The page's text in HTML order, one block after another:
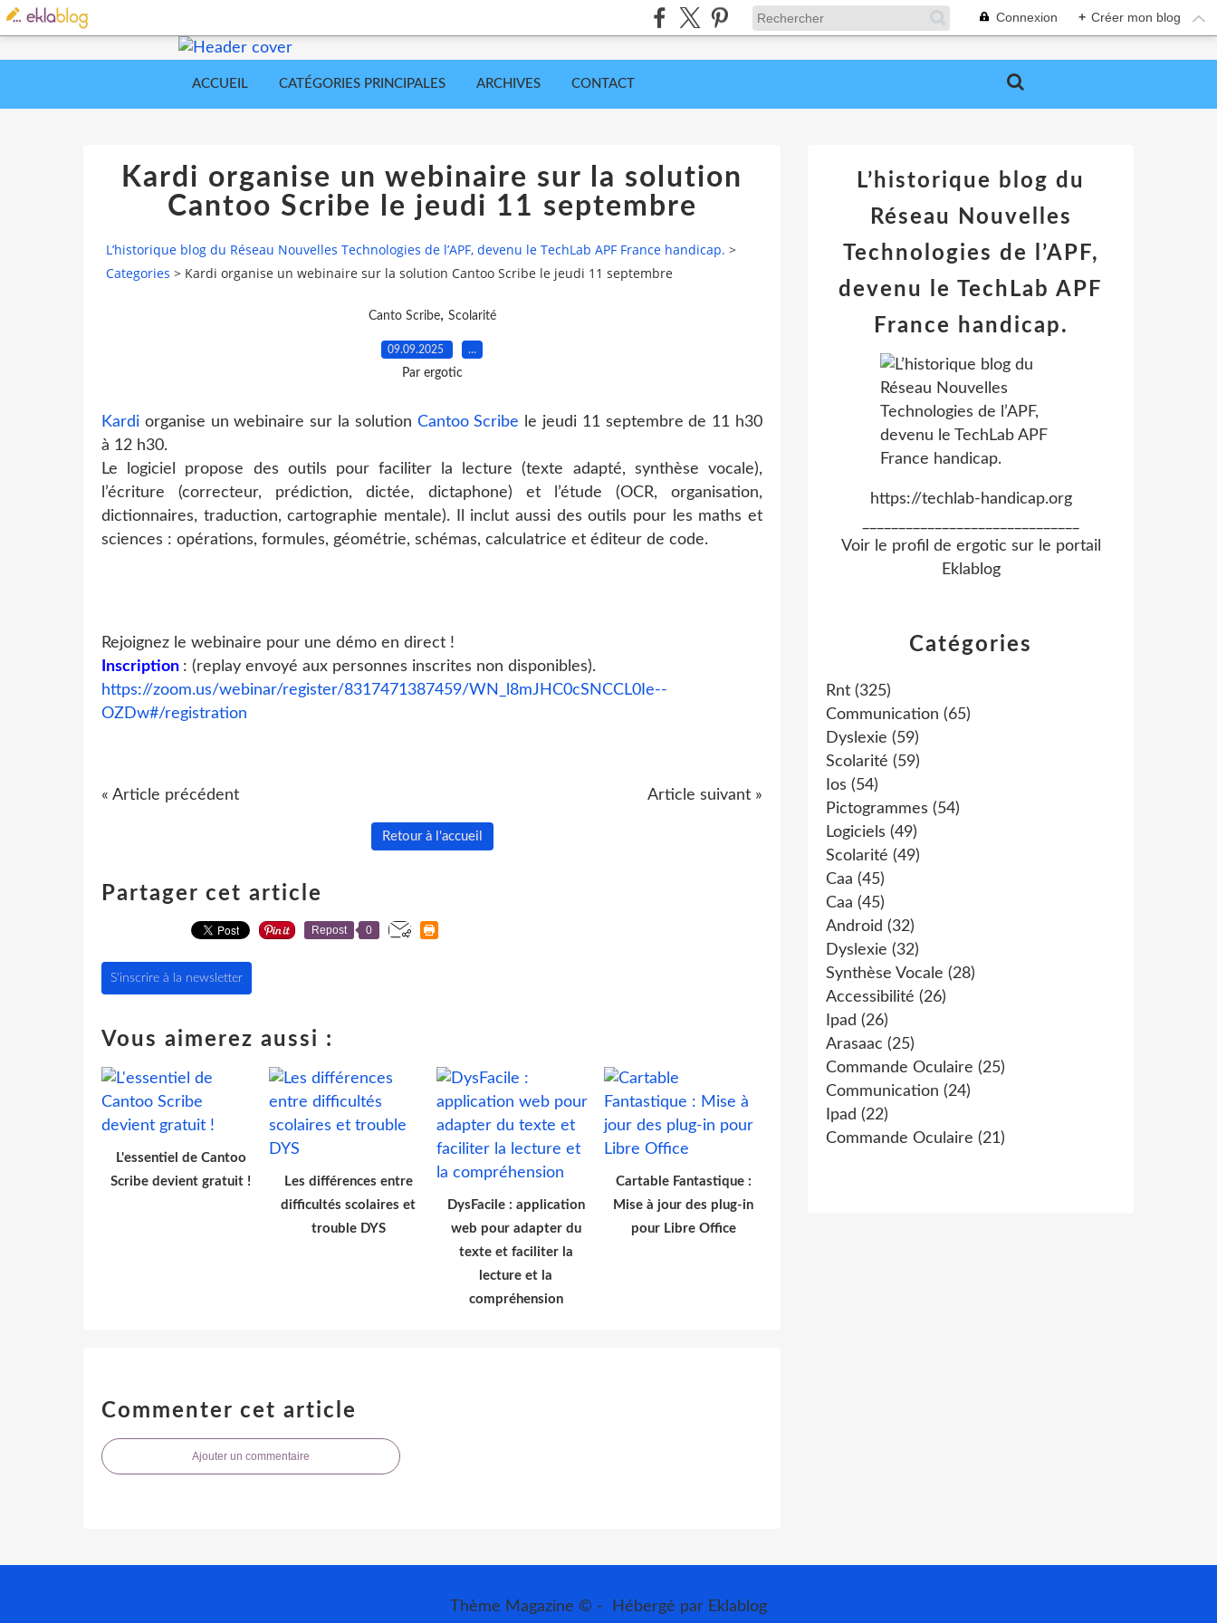
Connexion + Créer mon blog
ACCUEIL CATÉGORIES PRINCIPALES ARCHIVES CONTACT
Kardi organise un webinaire sur la solution
Cantoo Scribe le jeudi 11 septembre
L’historique blog du Réseau Nouvelles Technologies de l’APF, devenu le TechLab APF France handicap. >
Categories > Kardi organise un webinaire sur la solution Cantoo Scribe le jeudi 11 septembre
Canto Scribe, Scolarité
09.09.2025 …
Par ergotic
Kardi organise un webinaire sur la solution Cantoo Scribe
le jeudi 11 septembre de 11 h30
à 12 h30.
Le logiciel propose des outils pour faciliter la lecture (texte adapté, synthèse vocale),
l’écriture (correcteur, prédiction, dictée, dictaphone) et l’étude (OCR, organisation,
dictionnaires, traduction, cartographie mentale). Il inclut aussi des outils pour les maths et
sciences : opérations, formules, géométrie, schémas, calculatrice et éditeur de code.
Rejoignez le webinaire pour une démo en direct !
Inscription : (replay envoyé aux personnes inscrites non disponibles).
https://zoom.us/webinar/register/8317471387459/WN_l8mJHC0cSNCCL0Ie--
OZDw#/registration
« Article précédent Article suivant »
Retour à l'accueil
Partager cet article
Repost 0
S'inscrire à la newsletter
Vous aimerez aussi :
L'essentiel de Cantoo
Scribe devient gratuit !
Les différences entre
difficultés scolaires et
trouble DYS
DysFacile : application
web pour adapter du
texte et faciliter la
lecture et la
compréhension
Cartable Fantastique :
Mise à jour des plug-in
pour Libre Office
Commenter cet article
Ajouter un commentaire
Catégories
Rnt (325)
Communication (65)
Dyslexie (59)
Scolarité (59)
Ios (54)
Pictogrammes (54)
Logiciels (49)
Scolarité (49)
Caa (45)
Caa (45)
Android (32)
Dyslexie (32)
Synthèse Vocale (28)
Accessibilité (26)
Ipad (26)
Arasaac (25)
Commande Oculaire (25)
Communication (24)
Ipad (22)
Commande Oculaire (21)
L’historique blog du
Réseau Nouvelles
Technologies de l’APF,
devenu le TechLab APF
France handicap.
https://techlab-handicap.org
Voir le profil de ergotic sur le portail
Eklablog
Thème Magazine © - Hébergé par Eklablog